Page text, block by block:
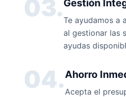
03.Gestión
Te ayudamos a
al gestionar las
ayudas
04.Ahorro
Acepta el